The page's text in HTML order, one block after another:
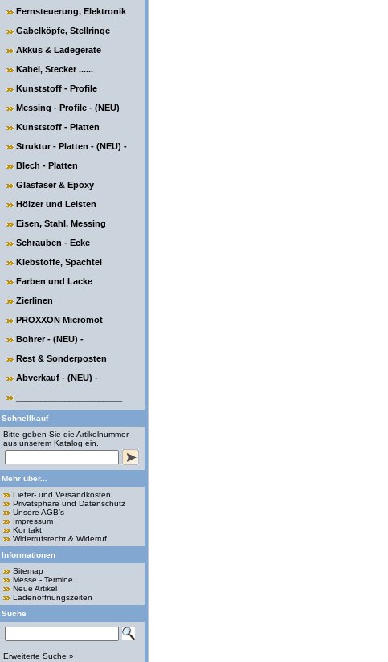
Fernsteuerung, Elektronik
Gabelköpfe, Stellringe
Akkus & Ladegeräte
Kabel, Stecker ......
Kunststoff - Profile
Messing - Profile - (NEU)
Kunststoff - Platten
Struktur - Platten - (NEU) -
Blech - Platten
Glasfaser & Epoxy
Hölzer und Leisten
Eisen, Stahl, Messing
Schrauben - Ecke
Klebstoffe, Spachtel
Farben und Lacke
Zierlinen
PROXXON Micromot
Bohrer - (NEU) -
Rest & Sonderposten
Abverkauf - (NEU) -
Schnellkauf
Bitte geben Sie die Artikelnummer
aus unserem Katalog ein.
Mehr über...
Liefer- und Versandkosten
Privatsphäre und Datenschutz
Unsere AGB's
Impressum
Kontakt
Widerrufsrecht & Widerruf
Informationen
Sitemap
Messe - Termine
Neue Artikel
Ladenöffnungszeiten
Suche
Erweiterte Suche »